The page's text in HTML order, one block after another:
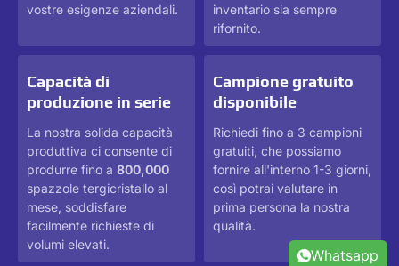
vostre esigenze aziendali.
inventario sia sempre
rifornito.
Capacità di
produzione in serie
La nostra solida capacità
produttiva ci consente di
produrre fino a 800,000
spazzole tergicristallo al
mese, soddisfare
facilmente richieste di
volumi elevati.
Campione gratuito
disponibile
Richiedi fino a 3 campioni
gratuiti, che possiamo
fornire all'interno 1-3 giorni,
così potrai valutare in
prima persona la nostra
qualità.
Whatsapp